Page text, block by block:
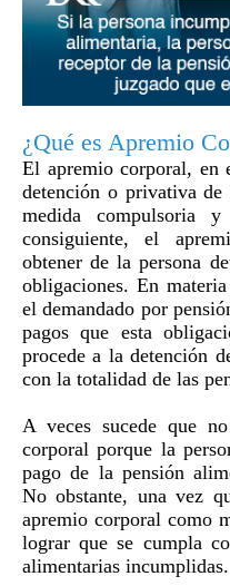
¿Qué es Apremio
El apremio corporal, en
detención o privativa de
medida compulsoria
consiguiente, el
obtener de la persona
obligaciones. En
el demandado por
pagos que esta
procede a la detención
con la totalidad de las
A veces sucede que
corporal porque la
pago de la pensión
No obstante, una vez
apremio corporal como
lograr que se cumpla
alimentarias incumplidas.